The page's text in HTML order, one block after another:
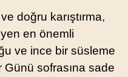
doğru karıştırma,
en önemli
ve ince bir süsleme
sofrasına sade